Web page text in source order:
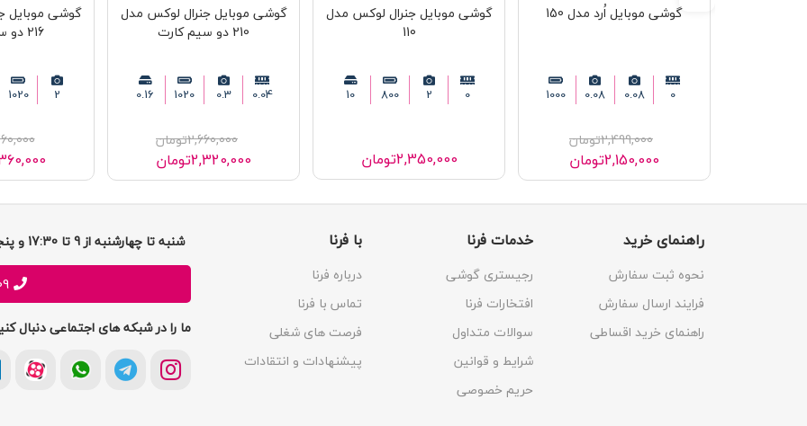
گوشی موبایل اُرد مدل 150
0
0.08
0.08
1000
2,499,000تومان
2,150,000تومان
گوشی موبایل جنرال لوکس مدل
110
0
2
800
10
2,350,000تومان
گوشی موبایل جنرال لوکس مدل
210 دو سیم کارت
0.04
0.3
1020
0.16
2,660,000تومان
2,320,000تومان
گوشی موبایل
216 دو سیم کارت
2
1020
راهنمای خرید
نحوه ثبت سفارش
فرایند ارسال سفارش
راهنمای خرید اقساطی
خدمات فرنا
رجیستری گوشی
افتخارات فرنا
سوالات متداول
شرایط و قوانین
حریم خصوصی
با فرنا
درباره فرنا
تماس با فرنا
فرصت های شغلی
پیشنهادات و انتقادات
شنبه تا چهارشنبه از 9 تا 17:30 و پنجشنبه ها 9 تا 13 پاسخگوی شما هستیم
ما را در شبکه های اجتماعی دنبال